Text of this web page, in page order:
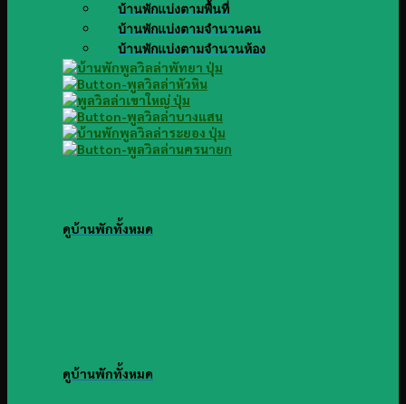
บ้านพักแบ่งตามพื้นที่
บ้านพักแบ่งตามจำนวนคน
บ้านพักแบ่งตามจำนวนห้อง
ดูบ้านพักทั้งหมด
ดูบ้านพักทั้งหมด